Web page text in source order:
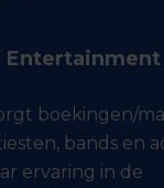
Entertainment
boekingen/
bands en
ervaring in de